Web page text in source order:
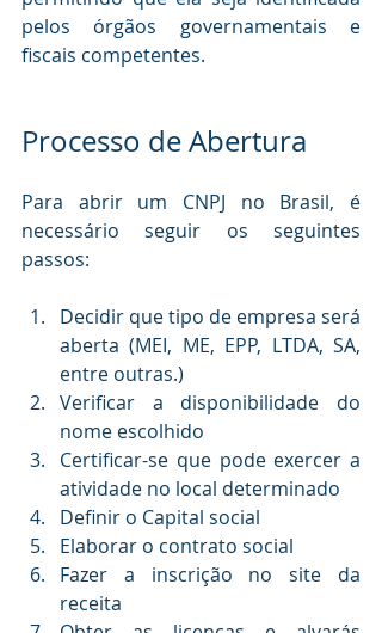
pelos órgãos governamentais e
fiscais competentes.
Processo de Abertura
Para abrir um CNPJ no Brasil, é
necessário seguir os seguintes
passos:
Decidir que tipo de empresa será
aberta (MEI, ME, EPP, LTDA, SA,
entre outras.)
Verificar a disponibilidade do
nome escolhido
Certificar-se que pode exercer a
atividade no local determinado
Definir o Capital social
Elaborar o contrato social
Fazer a inscrição no site da
receita